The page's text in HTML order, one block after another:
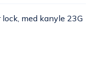
med kanyle 23G